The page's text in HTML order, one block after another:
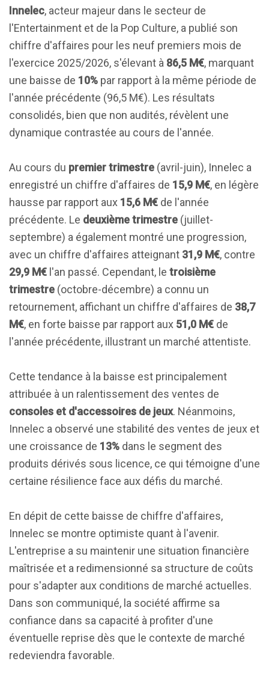
Innelec, acteur majeur dans le secteur de
l'Entertainment et de la Pop Culture, a publié son
chiffre d'affaires pour les neuf premiers mois de
l'exercice 2025/2026, s'élevant à 86,5 M€, marquant
une baisse de 10% par rapport à la même période de
l'année précédente (96,5 M€). Les résultats
consolidés, bien que non audités, révèlent une
dynamique contrastée au cours de l'année.
Au cours du premier trimestre (avril-juin), Innelec a
enregistré un chiffre d'affaires de 15,9 M€, en légère
hausse par rapport aux 15,6 M€ de l'année
précédente. Le deuxième trimestre (juillet-
septembre) a également montré une progression,
avec un chiffre d'affaires atteignant 31,9 M€, contre
29,9 M€ l'an passé. Cependant, le troisième
trimestre (octobre-décembre) a connu un
retournement, affichant un chiffre d'affaires de 38,7
M€, en forte baisse par rapport aux 51,0 M€ de
l'année précédente, illustrant un marché attentiste.
Cette tendance à la baisse est principalement
attribuée à un ralentissement des ventes de
consoles et d'accessoires de jeux. Néanmoins,
Innelec a observé une stabilité des ventes de jeux et
une croissance de 13% dans le segment des
produits dérivés sous licence, ce qui témoigne d'une
certaine résilience face aux défis du marché.
En dépit de cette baisse de chiffre d'affaires,
Innelec se montre optimiste quant à l'avenir.
L'entreprise a su maintenir une situation financière
maîtrisée et a redimensionné sa structure de coûts
pour s'adapter aux conditions de marché actuelles.
Dans son communiqué, la société affirme sa
confiance dans sa capacité à profiter d'une
éventuelle reprise dès que le contexte de marché
redeviendra favorable.